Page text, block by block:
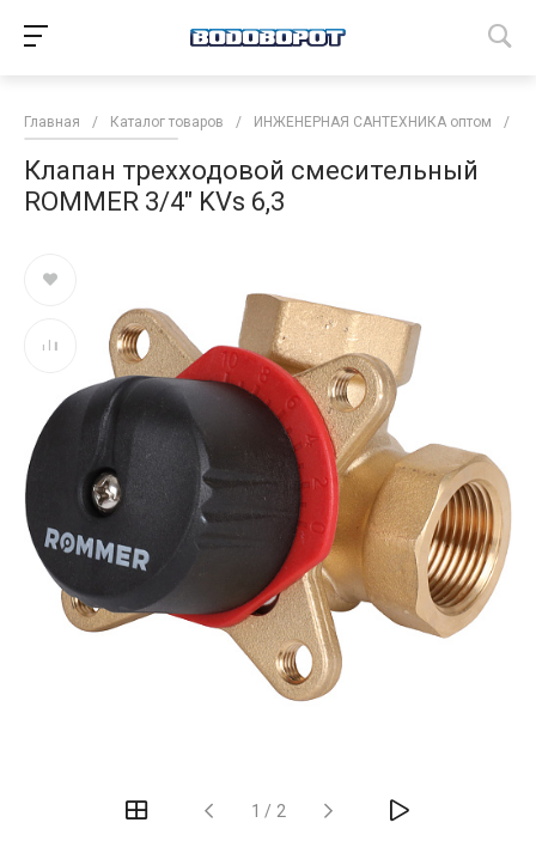
Главная / Каталог товаров / ИНЖЕНЕРНАЯ САНТЕХНИКА оптом /
Клапан трехходовой смесительный
ROMMER 3/4" KVs 6,3
1 / 2